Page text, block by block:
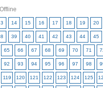
Offline
14 15 16 17 18 19 20
39 40 41 42 43 44 45
65 66 67 68 69 70 71
92 93 94 95 96 97 98
119 120 121 122 123 124 125